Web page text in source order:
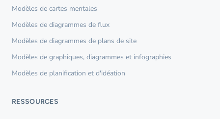
Modèles de cartes mentales
Modèles de diagrammes de flux
Modèles de diagrammes de plans de site
Modèles de graphiques, diagrammes et infographies
Modèles de planification et d'idéation
RESSOURCES